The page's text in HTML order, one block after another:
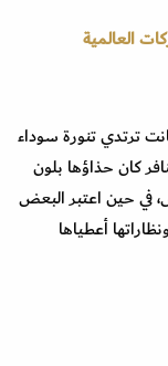
ترتدي تنورة سوداء
كان حذاؤها بلون
في حين اعتبر البعض
أعطياها